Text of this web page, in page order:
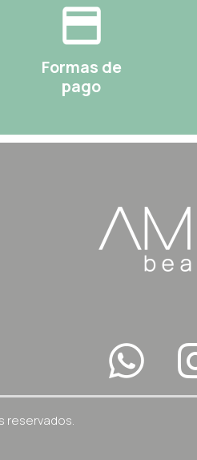
Formas de
pago
reservados.